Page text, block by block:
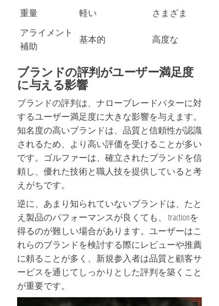
重量
軽い
さまざま
アライメント
補助
基本的 高度な
ブランドの評判がユーザー満足度
に与える影響
ブランドの評判は、ナローブレードパターに対
するユーザー満足度に大きな影響を与えます。
知名度の高いブランドは、品質と信頼性が認識
されるため、より高い評価を受けることが多い
です。ゴルファーは、確立されたブランドを信
頼し、優れた技術と職人技を提供していると考
えがちです。
逆に、あまり知られていないブランドは、たと
え製品のパフォーマンスが良くても、 tractionを
得るのが難しい場合があります。ユーザーはこ
れらのブランドを検討する際にレビューや推薦
に頼ることが多く、新規参入者は品質と顧客サ
ービスを通じてしっかりとした評判を築くこと
が重要です。